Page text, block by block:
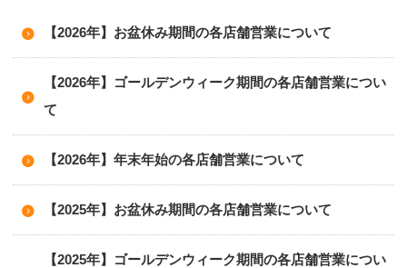
【2026年】お盆休み期間の各店舗営業について
【2026年】ゴールデンウィーク期間の各店舗営業につい
て
【2026年】年末年始の各店舗営業について
【2025年】お盆休み期間の各店舗営業について
【2025年】ゴールデンウィーク期間の各店舗営業につい